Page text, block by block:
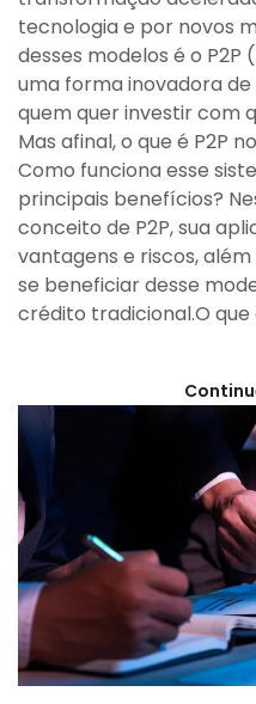
tecnologia e por novos
desses modelos é o
uma forma inovadora
quem quer investir com
Mas afinal, o que é P2P
Como funciona esse
principais benefícios?
conceito de P2P, sua
vantagens e riscos,
se beneficiar desse
crédito tradicional.O que